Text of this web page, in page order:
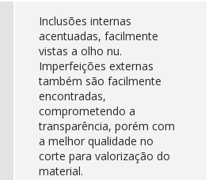
Inclusões internas
acentuadas, facilmente
vistas a olho nu.
Imperfeições externas
também são facilmente
encontradas,
comprometendo a
transparência, porém com
a melhor qualidade no
corte para valorização do
material.